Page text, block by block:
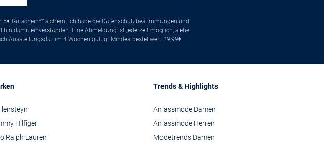
Gutschein** sichern. Ich habe die Datenschutzbestimmungen und
bin damit einverstanden. Eine Abmeldung ist jederzeit möglich, siehe
Ausstellungsdatum 4 Wochen gültig. Mindestbestellwert 29,99€.
Hilfiger
Ralph Lauren
Trends & Highlights
Anlassmode Damen
Anlassmode Herren
Modetrends Damen